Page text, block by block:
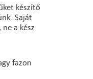
készítő
Saját
a kész
fazon